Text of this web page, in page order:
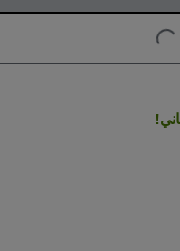
LOADING...